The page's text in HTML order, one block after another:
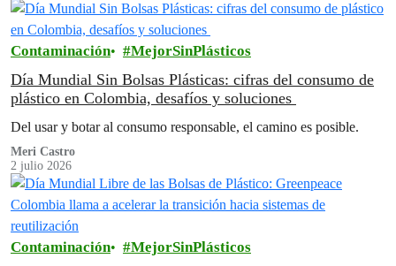
Contaminación MejorSinPlásticos
Día Mundial Sin Bolsas Plásticas: cifras del consumo de
plástico en Colombia, desafíos y soluciones
Del usar y botar al consumo responsable, el camino es posible.
Meri Castro
2 julio 2026
Contaminación MejorSinPlásticos